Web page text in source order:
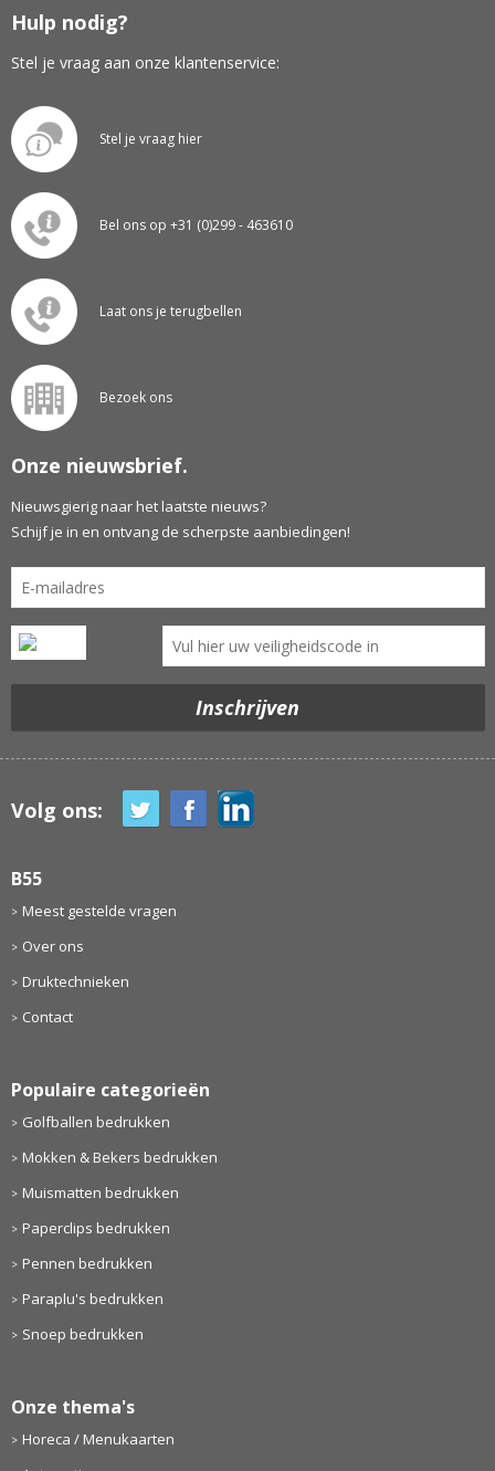
Hulp nodig?
Stel je vraag aan onze klantenservice:
Stel je vraag hier
Bel ons op +31 (0)299 - 463610
Laat ons je terugbellen
Bezoek ons
Onze nieuwsbrief.
Nieuwsgierig naar het laatste nieuws?
Schijf je in en ontvang de scherpste aanbiedingen!
Volg ons:
B55
Meest gestelde vragen
Over ons
Druktechnieken
Contact
Populaire categorieën
Golfballen bedrukken
Mokken & Bekers bedrukken
Muismatten bedrukken
Paperclips bedrukken
Pennen bedrukken
Paraplu's bedrukken
Snoep bedrukken
Onze thema's
Horeca / Menukaarten